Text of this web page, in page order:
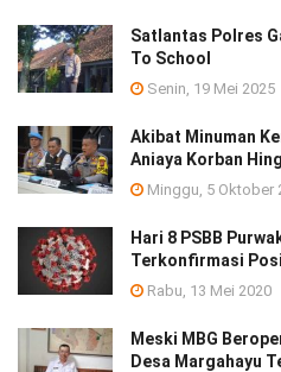
Satlantas Polres
To School
Senin, 19 Mei 2025
Akibat Minuman
Aniaya Korban
Minggu, 5 Oktober
Hari 8 PSBB
Terkonfirmasi
Rabu, 13 Mei 2020
Meski MBG
Desa Margahayu